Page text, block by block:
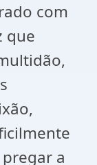
com
que
a